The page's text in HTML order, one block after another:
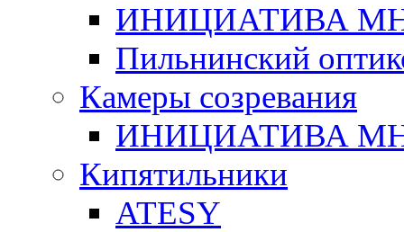
ИНИЦИАТИВА
Пильнинский
Камеры созревания
ИНИЦИАТИВА
Кипятильники
ATESY